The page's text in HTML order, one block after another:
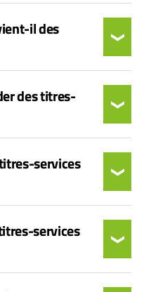
il des
des titres-
services
services